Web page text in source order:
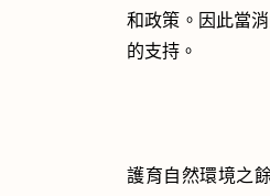
和政策。因此當
的支持。
護育自然環境之